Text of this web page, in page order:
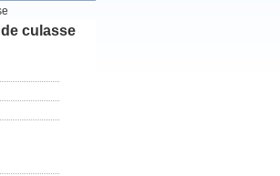
culasse